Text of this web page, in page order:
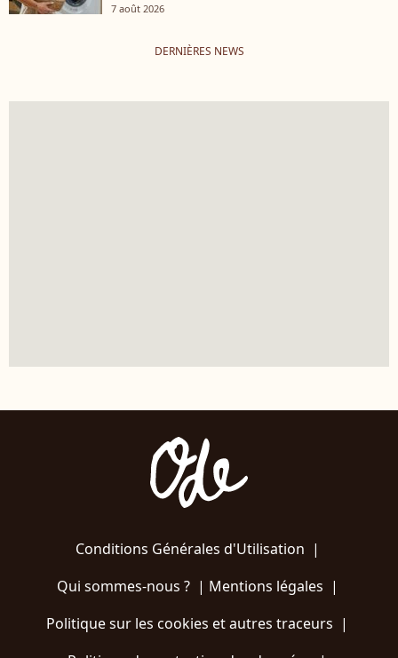
7 août 2026
DERNIÈRES NEWS
Conditions Générales d'Utilisation |
Qui sommes-nous ?| Mentions légales |
Politique sur les cookies et autres traceurs |